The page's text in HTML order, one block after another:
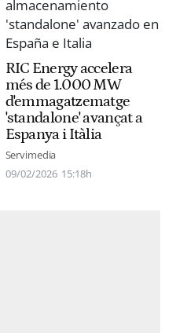
RIC Energy accelera
més de 1.000 MW
d'emmagatzematge
'standalone' avançat a
Espanya i Itàlia
Servimedia
09/02/2026 15:18h